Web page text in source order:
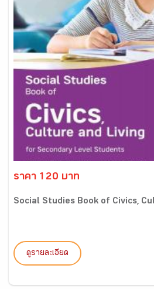
ราคา 120 บาท
Social Studies Book of Civics,
ดูรายละเอียด